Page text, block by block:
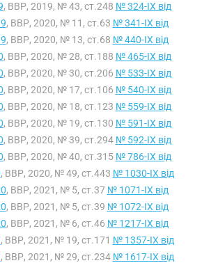
, ВВР, 2019, № 43, ст.248 № 324-IX від
, ВВР, 2020, № 11, ст.63 № 341-IX від
, ВВР, 2020, № 13, ст.68 № 440-IX від
, ВВР, 2020, № 28, ст.188 № 465-IX від
, ВВР, 2020, № 30, ст.206 № 533-IX від
, ВВР, 2020, № 17, ст.106 № 540-IX від
, ВВР, 2020, № 18, ст.123 № 559-IX від
, ВВР, 2020, № 19, ст.130 № 591-IX від
, ВВР, 2020, № 39, ст.294 № 592-IX від
, ВВР, 2020, № 40, ст.315 № 786-IX від
, ВВР, 2020, № 49, ст.443 № 1030-IX від
, ВВР, 2021, № 5, ст.37 № 1071-IX від
, ВВР, 2021, № 5, ст.39 № 1072-IX від
, ВВР, 2021, № 6, ст.46 № 1217-IX від
, ВВР, 2021, № 19, ст.171 № 1357-IX від
, ВВР, 2021, № 29, ст.234 № 1617-IX від